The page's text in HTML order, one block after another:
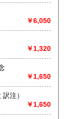
・古典籍・和
非ともお問い
ましても買取
お電話やFAX
せていただき
￥6,050
￥1,320
￥1,650
敏 訳注）
￥1,650